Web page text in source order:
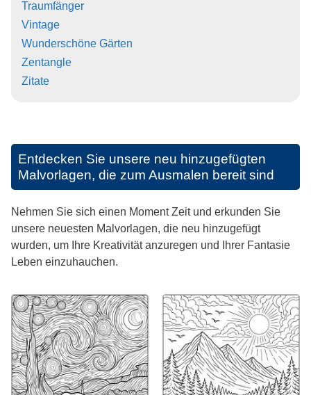
Traumfänger
Vintage
Wunderschöne Gärten
Zentangle
Zitate
Entdecken Sie unsere neu hinzugefügten
Malvorlagen, die zum Ausmalen bereit sind
Nehmen Sie sich einen Moment Zeit und erkunden Sie
unsere neuesten Malvorlagen, die neu hinzugefügt
wurden, um Ihre Kreativität anzuregen und Ihrer Fantasie
Leben einzuhauchen.